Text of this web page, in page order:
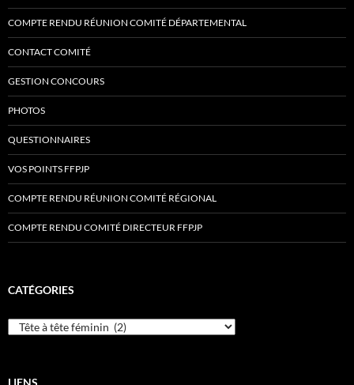
COMPTE RENDU RÉUNION COMITÉ DÉPARTEMENTAL
CONTACT COMITÉ
GESTION CONCOURS
PHOTOS
QUESTIONNAIRES
VOS POINTS FFPJP
COMPTE RENDU RÉUNION COMITÉ RÉGIONAL
COMPTE RENDU COMITÉ DIRECTEUR FFPJP
CATÉGORIES
Catégories
LIENS